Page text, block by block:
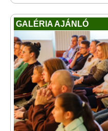
GALÉRIA AJÁNLÓ